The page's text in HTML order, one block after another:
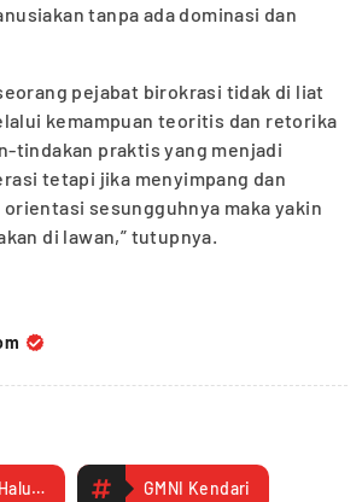
tanpa ada dominasi dan
pejabat birokrasi tidak di liat
kemampuan teoritis dan retorika
tindakan praktis yang menjadi
tetapi jika menyimpang dan
sesungguhnya maka yakin
di lawan,” tutupnya.
Universitas Halu Oleo GMNI Kendari